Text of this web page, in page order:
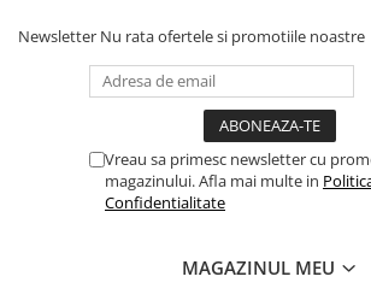
Newsletter Nu rata ofertele si promotiile noastre
Vreau sa primesc newsletter cu
magazinului. Afla mai multe in
Confidentialitate
MAGAZINUL MEU